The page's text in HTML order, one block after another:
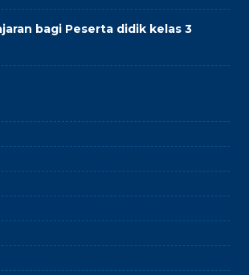
bagi Peserta didik kelas 3